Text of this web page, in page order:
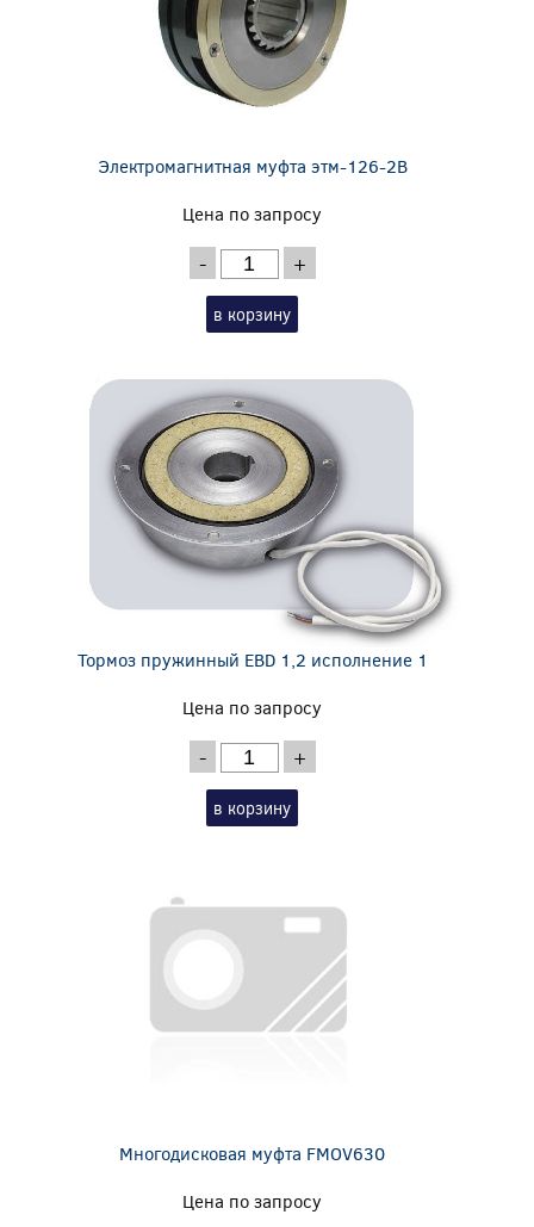
Электромагнитная муфта этм-126-2В
Цена по запросу
- +
в корзину
Тормоз пружинный EBD 1,2 исполнение 1
Цена по запросу
- +
в корзину
Многодисковая муфта FMOV630
Цена по запросу